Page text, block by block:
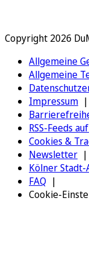
Copyright 2026
Allgemeine
Allgemeine
Impressum
RSS-Feeds
Cookies &
Newsletter
Kölner
FAQ
Cookie-